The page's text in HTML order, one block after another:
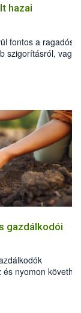
hazai
fontos a ragadós
szigorításról, vagy
telepek
korlátozás alá
zártan tarthatók,
az állatok csak
vadak is csak
gazdálkodói
és nyomon
hogy a
A